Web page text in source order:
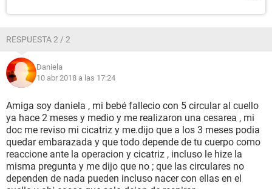
RESPUESTA 2 / 2
Daniela
10 abr 2018 a las 17:24
Amiga soy daniela , mi bebé fallecio con 5 circular al cuello
ya hace 2 meses y medio y me realizaron una cesarea , mi
doc me reviso mi cicatriz y me.dijo que a los 3 meses podia
quedar embarazada y que todo depende de tu cuerpo como
reaccione ante la operacion y cicatriz , incluso le hize la
misma pregunta y me dijo que no ; que las circulares no
dependen de nada pueden incluso nacer con ellas en el